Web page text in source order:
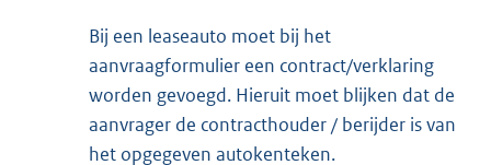
Bij een leaseauto moet bij het
aanvraagformulier een contract/verklaring
worden gevoegd. Hieruit moet blijken dat de
aanvrager de contracthouder / berijder is van
het opgegeven autokenteken.